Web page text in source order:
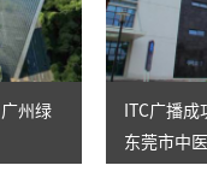
州绿
ITC广播
东莞市中